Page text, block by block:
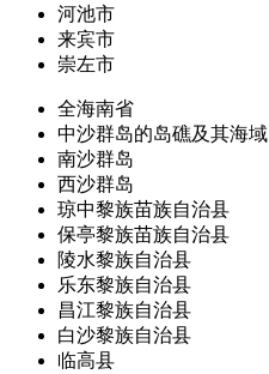
河池市
来宾市
崇左市
全海南省
中沙群岛的岛礁及其海域
南沙群岛
西沙群岛
琼中黎族苗族自治县
保亭黎族苗族自治县
陵水黎族自治县
乐东黎族自治县
昌江黎族自治县
白沙黎族自治县
临高县